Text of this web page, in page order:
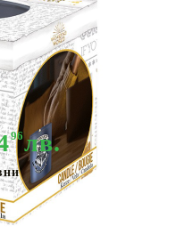
- Hogwarts
96лв.